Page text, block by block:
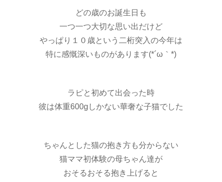
どの歳のお誕生日も
一つ一つ大切な思い出だけど
やっぱり１０歳という二桁突入の今年は
特に感慨深いものがあります(*´ω｀*)
ラピと初めて出会った時
彼は体重600gしかない華奢な子猫でした
ちゃんとした猫の抱き方も分からない
猫ママ初体験の母ちゃん達が
おそるおそる抱き上げると